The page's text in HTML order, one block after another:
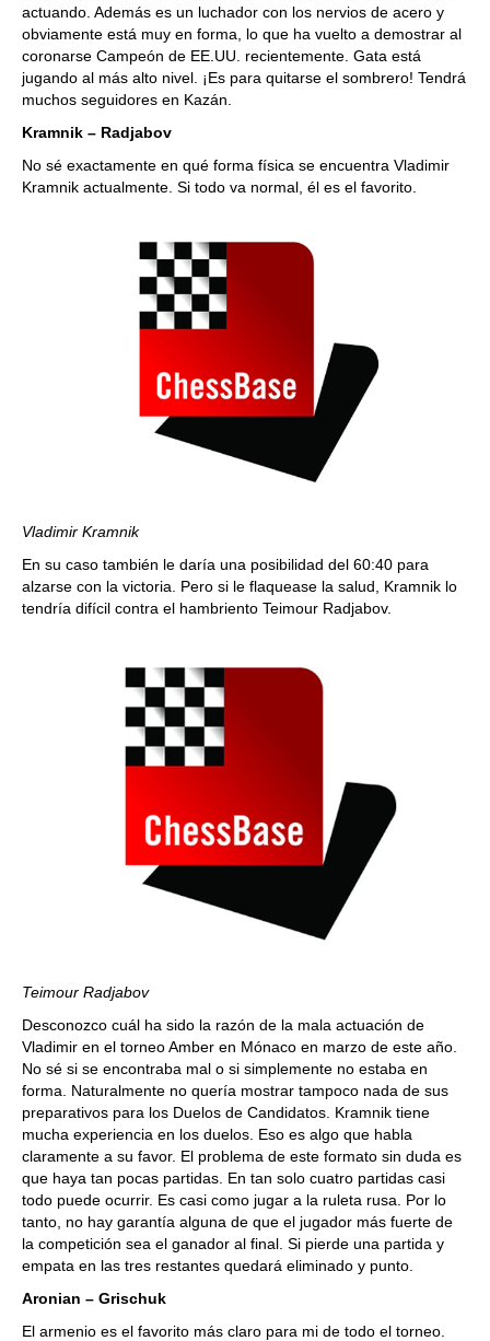
actuando. Además es un luchador con los nervios de acero y
obviamente está muy en forma, lo que ha vuelto a demostrar al
coronarse Campeón de EE.UU. recientemente. Gata está
jugando al más alto nivel. ¡Es para quitarse el sombrero! Tendrá
muchos seguidores en Kazán.
Kramnik – Radjabov
No sé exactamente en qué forma física se encuentra Vladimir
Kramnik actualmente. Si todo va normal, él es el favorito.
Vladimir Kramnik
En su caso también le daría una posibilidad del 60:40 para
alzarse con la victoria. Pero si le flaquease la salud, Kramnik lo
tendría difícil contra el hambriento Teimour Radjabov.
Teimour Radjabov
Desconozco cuál ha sido la razón de la mala actuación de
Vladimir en el torneo Amber en Mónaco en marzo de este año.
No sé si se encontraba mal o si simplemente no estaba en
forma. Naturalmente no quería mostrar tampoco nada de sus
preparativos para los Duelos de Candidatos. Kramnik tiene
mucha experiencia en los duelos. Eso es algo que habla
claramente a su favor. El problema de este formato sin duda es
que haya tan pocas partidas. En tan solo cuatro partidas casi
todo puede ocurrir. Es casi como jugar a la ruleta rusa. Por lo
tanto, no hay garantía alguna de que el jugador más fuerte de
la competición sea el ganador al final. Si pierde una partida y
empata en las tres restantes quedará eliminado y punto.
Aronian – Grischuk
El armenio es el favorito más claro para mi de todo el torneo.